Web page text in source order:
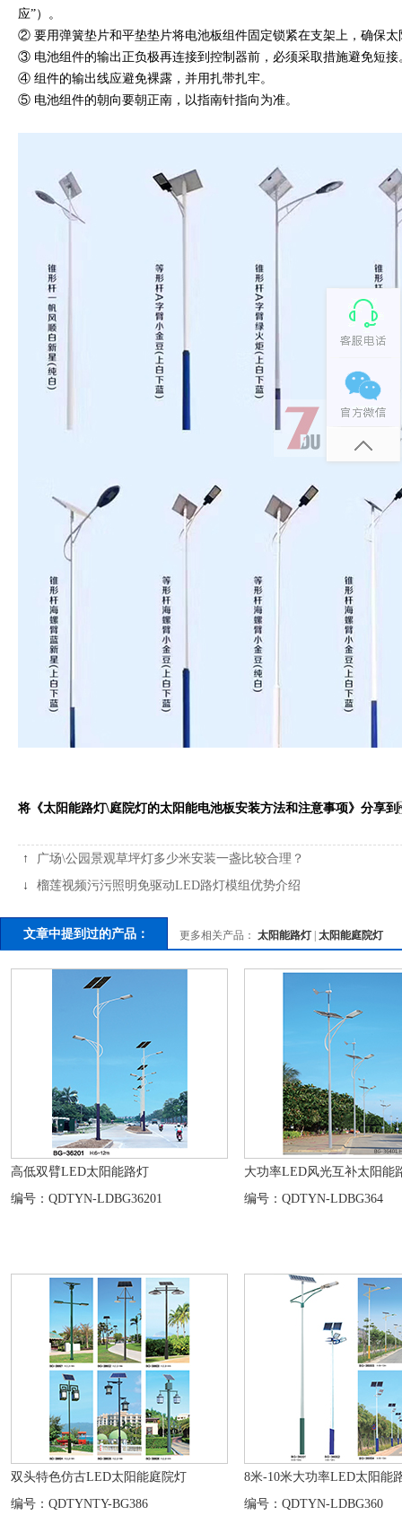
应”）。
② 要用弹簧垫片和平垫垫片将电池板组件固定锁紧在支架上，确保太
③ 电池组件的输出正负极再连接到控制器前，必须采取措施避免短接
④ 组件的输出线应避免裸露，并用扎带扎牢。
⑤ 电池组件的朝向要朝正南，以指南针指向为准。
将《太阳能路灯\庭院灯的太阳能电池板安装方法和注意事项》分享到
↑
广场\公园景观草坪灯多少米安装一盏比较合理？
↓
榴莲视频污污照明免驱动LED路灯模组优势介绍
文章中提到过的产品： 更多相关产品： 太阳能路灯| 太阳能庭院灯
高低双臂LED太阳能路灯
编号：QDTYN-LDBG36201
大功率LED风光互补太阳能
编号：QDTYN-LDBG364
双头特色仿古LED太阳能庭院灯
编号：QDTYNTY-BG386
8米-10米大功率LED太阳能
编号：QDTYN-LDBG360